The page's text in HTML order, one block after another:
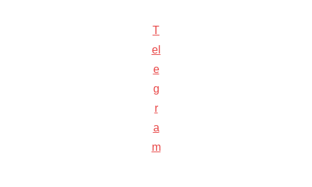
T
el
e
g
r
a
m